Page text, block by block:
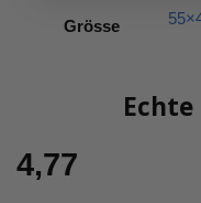
Grösse